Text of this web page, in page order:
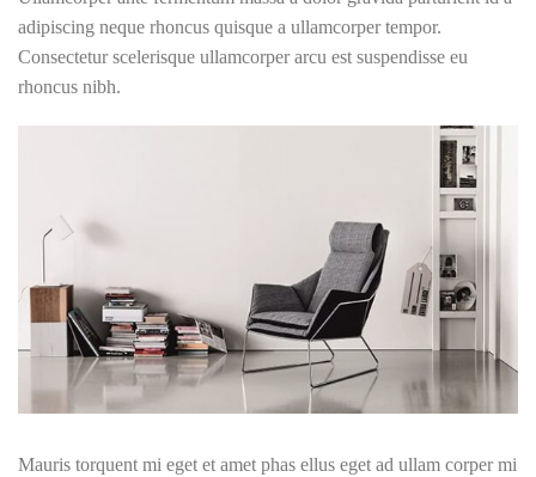
adipiscing neque rhoncus quisque a ullamcorper tempor.
Consectetur scelerisque ullamcorper arcu est suspendisse eu
rhoncus nibh.
Mauris torquent mi eget et amet phas ellus eget ad ullam corper mi